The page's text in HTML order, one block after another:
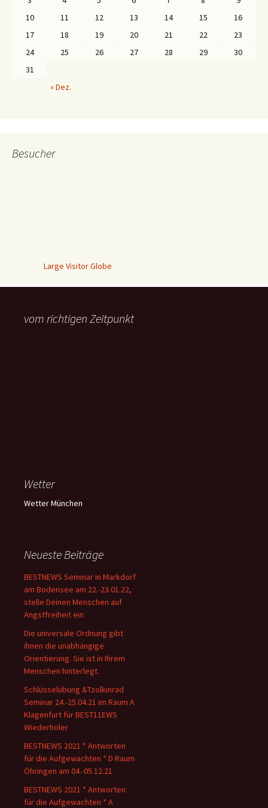
10
11 12 13 14 15
16
17
18 19 20 21 22
23
24
25 26 27 28 29
30
31
« Dez.
Besucher
Large Visitor Globe
vom richtigen Zeitpunkt
Wetter
Wetter München
Neueste Beiträge
BESTNEWS Seminar in Markdorf
am Bodensee am 22.-23.01.22,
stelle Deinen Menschen auf
Angstfreiheit ein
Die universale Ordnung gibt
ihnen die unabhängige
Orientierung. Sie ist in Ihrem
Menschen hinterlegt.
Schlüsselübung &Tzolkinrad
Seminar 24.-25.04.21 im Raum A
Klagenfurt für BEST11EWS
Wiederholer
BESTNEWS 2021 * Antworten
für die Aufgewachten * D Raum
Öhringen am 04.-05.12.21
BESTNEWS 2021 * Antworten
für die Aufgewachten * A